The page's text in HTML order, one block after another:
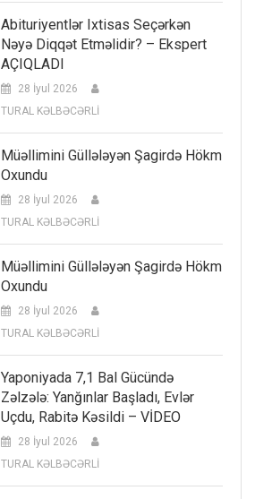
Abituriyentlər Ixtisas Seçərkən
Nəyə Diqqət Etməlidir? – Ekspert
AÇIQLADI
28 İyul 2026
TURAL KƏLBƏCƏRLİ
Müəllimini Güllələyən Şagirdə Hökm
Oxundu
28 İyul 2026
TURAL KƏLBƏCƏRLİ
Müəllimini Güllələyən Şagirdə Hökm
Oxundu
28 İyul 2026
TURAL KƏLBƏCƏRLİ
Yaponiyada 7,1 Bal Gücündə
Zəlzələ: Yanğınlar Başladı, Evlər
Uçdu, Rabitə Kəsildi – VİDEO
28 İyul 2026
TURAL KƏLBƏCƏRLİ